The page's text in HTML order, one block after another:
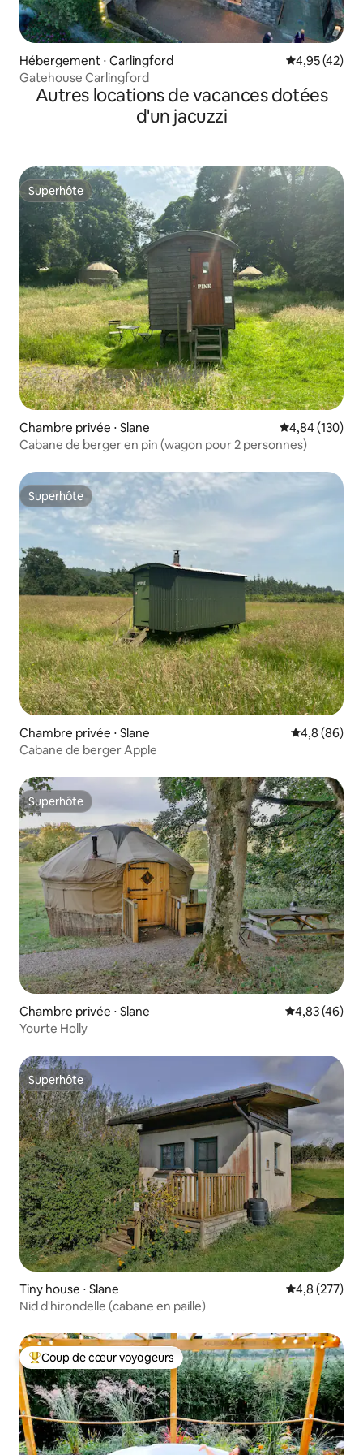
Hébergement ⋅ Carlingford Évaluation
4,95 (42)
Gatehouse Carlingford
Autres locations de vacances dotées
d'un jacuzzi
Superhôte
Superhôte
Chambre privée ⋅ Slane Évaluation
4,84 (130)
Cabane de berger en pin (wagon pour 2 personnes)
Superhôte
Superhôte
Chambre privée ⋅ Slane Évaluation
4,8 (86)
Cabane de berger Apple
Superhôte
Superhôte
Chambre privée ⋅ Slane Évaluation
4,83 (46)
Yourte Holly
Superhôte
Superhôte
Tiny house ⋅ Slane Évaluation
4,8 (277)
Nid d'hirondelle (cabane en paille)
Coups de cœur voyageurs les plus appréciés
Coup de cœur voyageurs